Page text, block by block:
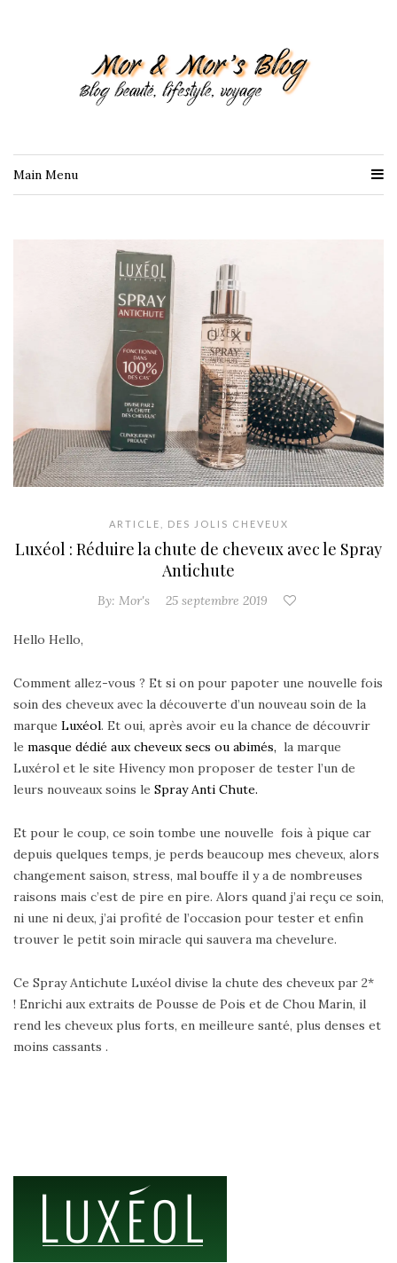
Main Menu
ARTICLE DES JOLIS CHEVEUX
Luxéol : Réduire la chute de cheveux avec le Spray
Antichute
By: Mor's 25 septembre 2019
Hello Hello,
Comment allez-vous ? Et si on pour papoter une nouvelle fois
soin des cheveux avec la découverte d’un nouveau soin de la
marque Luxéol. Et oui, après avoir eu la chance de découvrir
le masque dédié aux cheveux secs ou abimés, la marque
Luxérol et le site Hivency mon proposer de tester l’un de
leurs nouveaux soins le Spray Anti Chute.
Et pour le coup, ce soin tombe une nouvelle fois à pique car
depuis quelques temps, je perds beaucoup mes cheveux, alors
changement saison, stress, mal bouffe il y a de nombreuses
raisons mais c’est de pire en pire. Alors quand j’ai reçu ce soin,
ni une ni deux, j’ai profité de l’occasion pour tester et enfin
trouver le petit soin miracle qui sauvera ma chevelure.
Ce Spray Antichute Luxéol divise la chute des cheveux par 2*
! Enrichi aux extraits de Pousse de Pois et de Chou Marin, il
rend les cheveux plus forts, en meilleure santé, plus denses et
moins cassants .